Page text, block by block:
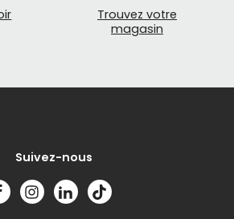
Trouvez votre
magasin
Suivez-nous